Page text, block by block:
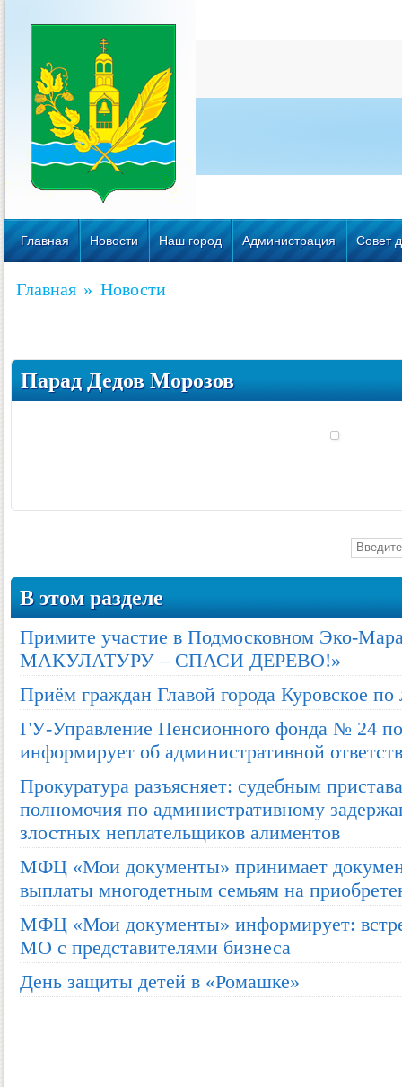
Главная Новости Наш город Администрация Совет
Главная » Новости
Парад Дедов Морозов
В этом разделе
Примите участие в Подмосковном Эко-
МАКУЛАТУРУ – СПАСИ ДЕРЕВО!»
Приём граждан Главой города Куровское
ГУ-Управление Пенсионного фонда № 24
информирует об административной
Прокуратура разъясняет: судебным
полномочия по административному
злостных неплательщиков алиментов
МФЦ «Мои документы» принимает
выплаты многодетным семьям на
МФЦ «Мои документы» информирует:
МО с представителями бизнеса
День защиты детей в «Ромашке»